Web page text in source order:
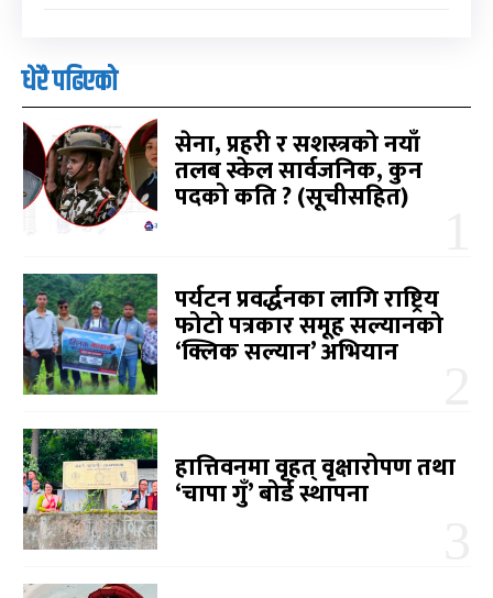
धेरै पढिएको
सेना, प्रहरी र सशस्त्रको नयाँ
तलब स्केल सार्वजनिक, कुन
पदको कति ? (सूचीसहित)
पर्यटन प्रवर्द्धनका लागि राष्ट्रिय
फोटो पत्रकार समूह सल्यानको
‘क्लिक सल्यान’ अभियान
हात्तिवनमा वृहत् वृक्षारोपण तथा
‘चापा गुँ’ बोर्ड स्थापना